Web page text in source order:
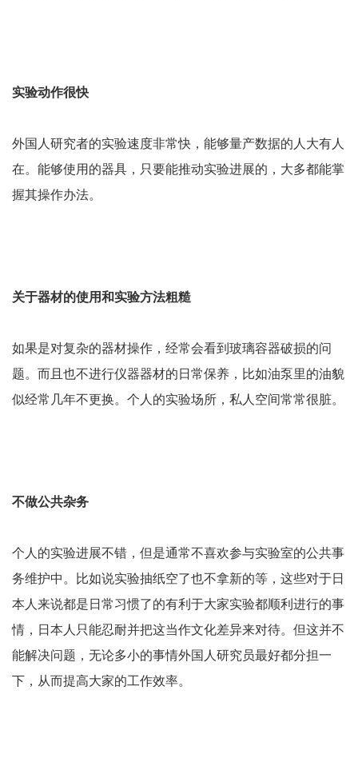
实验动作很快
外国人研究者的实验速度非常快，能够量产数据的人大有人
在。能够使用的器具，只要能推动实验进展的，大多都能掌
握其操作办法。
关于器材的使用和实验方法粗糙
如果是对复杂的器材操作，经常会看到玻璃容器破损的问
题。而且也不进行仪器器材的日常保养，比如油泵里的油貌
似经常几年不更换。个人的实验场所，私人空间常常很脏。
不做公共杂务
个人的实验进展不错，但是通常不喜欢参与实验室的公共事
务维护中。比如说实验抽纸空了也不拿新的等，这些对于日
本人来说都是日常习惯了的有利于大家实验都顺利进行的事
情，日本人只能忍耐并把这当作文化差异来对待。但这并不
能解决问题，无论多小的事情外国人研究员最好都分担一
下，从而提高大家的工作效率。